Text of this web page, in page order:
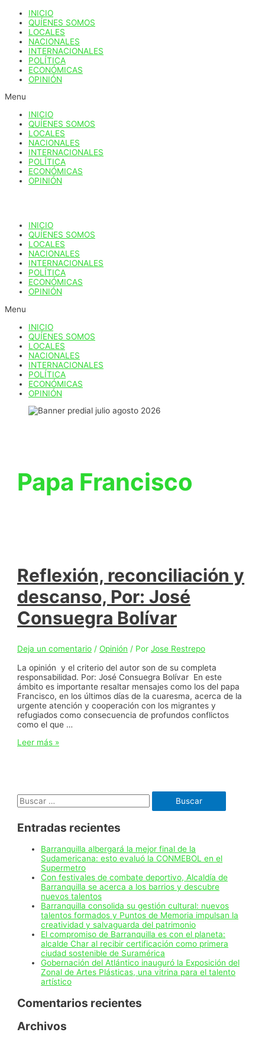
contenido
INICIO
QUÍENES SOMOS
LOCALES
NACIONALES
INTERNACIONALES
POLÍTICA
ECONÓMICAS
OPINIÓN
Menu
INICIO
QUÍENES SOMOS
LOCALES
NACIONALES
INTERNACIONALES
POLÍTICA
ECONÓMICAS
OPINIÓN
INICIO
QUÍENES SOMOS
LOCALES
NACIONALES
INTERNACIONALES
POLÍTICA
ECONÓMICAS
OPINIÓN
Menu
INICIO
QUÍENES SOMOS
LOCALES
NACIONALES
INTERNACIONALES
POLÍTICA
ECONÓMICAS
OPINIÓN
Papa Francisco
Reflexión, reconciliación y
descanso, Por: José
Consuegra Bolívar
Deja un comentario /Opinión / PorJose Restrepo
La opinión y el criterio del autor son de su completa
responsabilidad. Por: José Consuegra Bolívar En este
ámbito es importante resaltar mensajes como los del papa
Francisco, en los últimos días de la cuaresma, acerca de la
urgente atención y cooperación con los migrantes y
refugiados como consecuencia de profundos conflictos
como el que …
Reflexión,
Consuegra
Bolívar
Leer más »
Buscar:
Entradas recientes
Barranquilla albergará la mejor final de la
Sudamericana: esto evaluó la CONMEBOL en el
Supermetro
Con festivales de combate deportivo, Alcaldía de
Barranquilla se acerca a los barrios y descubre
nuevos talentos
Barranquilla consolida su gestión cultural: nuevos
talentos formados y Puntos de Memoria impulsan la
creatividad y salvaguarda del patrimonio
El compromiso de Barranquilla es con el planeta:
alcalde Char al recibir certificación como primera
ciudad sostenible de Suramérica
Gobernación del Atlántico inauguró la Exposición del
Zonal de Artes Plásticas, una vitrina para el talento
artístico
Comentarios recientes
Archivos